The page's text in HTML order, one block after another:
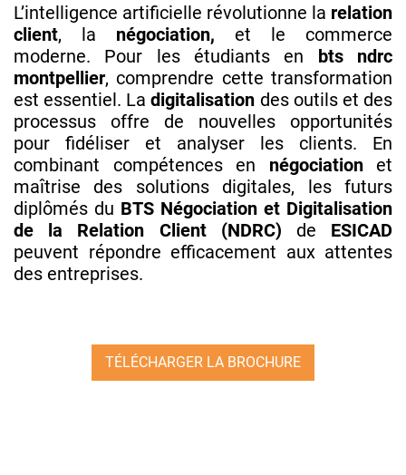
L’intelligence artificielle révolutionne la relation
client, la négociation, et le commerce
moderne. Pour les étudiants en bts ndrc
montpellier, comprendre cette transformation
est essentiel. Ladigitalisation des outils et des
processus offre de nouvelles opportunités
pour fidéliser et analyser les clients. En
combinant compétences en négociationet
maîtrise des solutions digitales, les futurs
diplômés du BTS Négociation et Digitalisation
de la Relation Client (NDRC) de ESICAD
peuvent répondre efficacement aux attentes
des entreprises.
TÉLÉCHARGER LA BROCHURE